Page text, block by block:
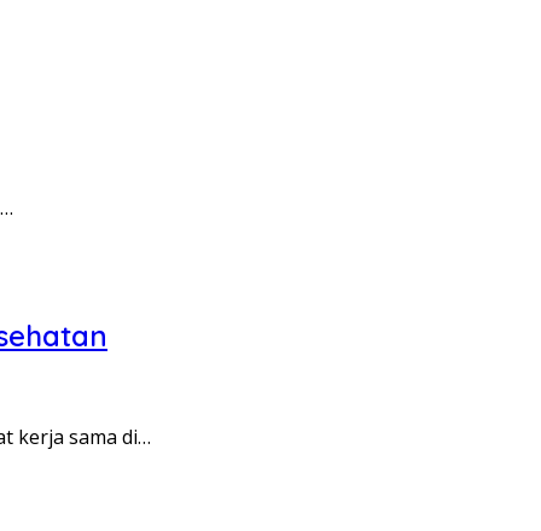
kerja sama di…